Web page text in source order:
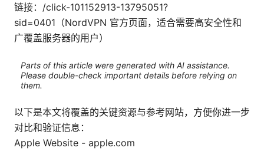
链接：/click-101152913-13795051?
sid=0401（NordVPN 官方页面，适合需要高安全性和
广覆盖服务器的用户）
Parts of this article were generated with AI assistance.
Please double-check important details before relying on
them.
以下是本文将覆盖的关键资源与参考网站，方便你进一步
对比和验证信息：
Apple Website - apple.com